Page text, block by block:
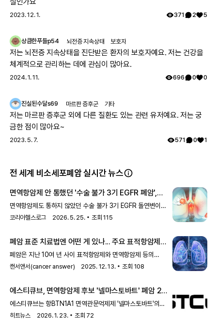
은 케이스가 있나 알아보기로 하고 주기적으로 외래만 다녔습니다.
자 모두 최종진단 받았어요. 이 글 작성후 한달뒤, 오늘 서울대 외래
에 가서 말씀드리니 아니라고, 잘못된 검사결과라고 찾고 있는중이
니 기다려보자고 하십니다 ㅠㅠ
2023. 12. 1. 371 2 5
상큼한푸들p54 뇌전증 지속상태 보호자
저는 뇌전증 지속상태을 진단받은 환자의 보호자예요. 저는 건강을
체계적으로 관리하는 데에 관심이 많아요.
2024. 1. 11. 696 0 0
진실된수달s69 마르판 증후군 기타
저는 마르판 증후군 외에 다른 질환도 있는 관련 유저예요. 저는 궁
금한 점이 많아요~
2023. 5. 7. 571 0 1
전 세계 비소세포폐암 실시간 뉴스
면역항암제 안 통했던 '수술 불가 3기 EGFR 폐암',
표적치료제 '희망'
면역항암제도 통하지 않았던 수술 불가 3기 EGFR 돌연변이
비소세포폐암에도 EGFR을 타깃한 표적치료제가 희망으로
수술이 불가능한 EGFR 돌연변이 비소세포폐암 환자에게
EGFR을 타깃한 표적치료제 '타그리소'의 최신 임상연구 결과를
소개했다. 수술 불가 3기 EGFR 돌연변이 비소세포폐암의
했었지만, 신통치
코리아헬스로그 2026. 5. 25. 조회115
폐암 표준 치료법엔 어떤 게 있나... 주요 표적항암제
건강 보험 혜택 여부는?
폐암은 지난 10여 년 사이 표적항암제와 면역항암제 등의
등장으로 선택할 수 있는 치료법이 많아졌고, 그 덕분에 치료
만큼 환자와 보호자의 선택도 매우 중요해졌다. “허가된
약이라는데 왜 보험이 안 되나”, “의사가 권한 치료를 왜 바로
시작할 수 없나”라는 질문은 이제 폐암 진료실에서 가장 흔한
캔서앤서(cancer answer) 2025. 12. 13. 조회 108
에스티큐브, 면역항암제 후보 '넬마스토바트' 폐암 2상
개시
에스티큐브는 항BTN1A1 면역관문억제제 '넬마스토바트'의
진행성/전이성 비소세포폐암 대상 2상 임상시험의 첫 환자
히트뉴스 2026. 1. 23. 조회 72